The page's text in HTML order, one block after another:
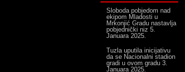
Sloboda pobjedom nad
ekipom Mladosti u
Mrkonjić Gradu nastavlja
pobjednički niz 5.
Januara 2025.
Tuzla uputila inicijativu
da se Nacionalni stadion
gradi u ovom gradu 3.
Januara 2025.